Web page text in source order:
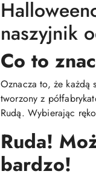
naszyjnik
Co to
Oznacza to, że każdą
tworzony z
Rudą. Wybierając
Ruda!
bardzo!